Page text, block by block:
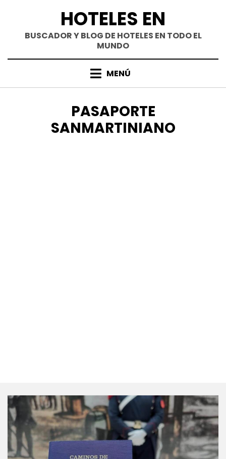
contenido
HOTELES EN
BUSCADOR Y BLOG DE HOTELES EN TODO EL
MUNDO
MENÚ
ETIQUETA
:
PASAPORTE
SANMARTINIANO